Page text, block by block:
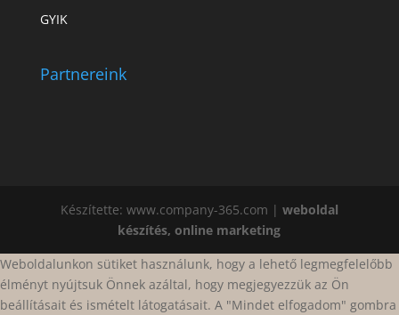
GYIK
Partnereink
Készítette: www.company-365.com | weboldal
készítés, online marketing
Weboldalunkon sütiket használunk, hogy a lehető legmegfelelőbb
élményt nyújtsuk Önnek azáltal, hogy megjegyezzük az Ön
beállításait és ismételt látogatásait. A "Mindet elfogadom" gombra